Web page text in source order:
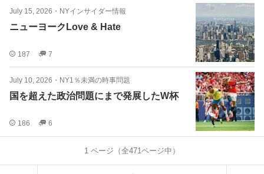
July 15, 2026 ・ NYインサイダー情報
ニューヨークLove & Hate
187 7
July 10, 2026 ・ NY1％未満の時事問題
国を超えた政治問題にまで発展したW杯
186 6
1 ページ（全471ページ中）